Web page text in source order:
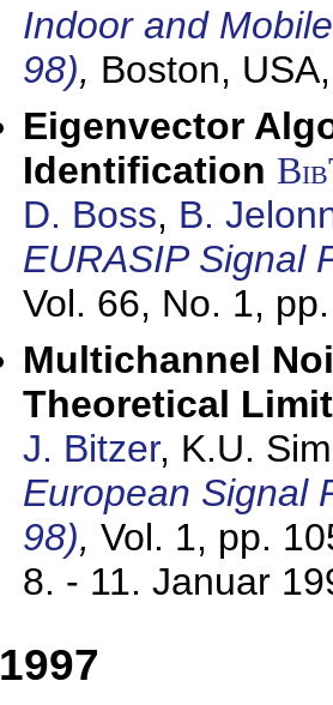
Indoor and
98), Boston,
Eigenvector
Identification
D. Boss, B.
EURASIP Signal
Vol. 66, No. 1,
Multichannel
Theoretical
J. Bitzer, K.U.
European Signal
98), Vol. 1, pp.
8. - 11. Januar
1997